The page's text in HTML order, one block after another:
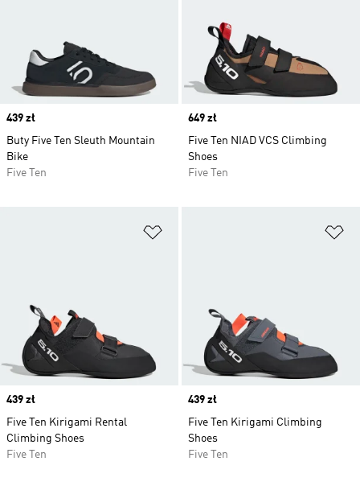
Price
439 zł
Buty Five Ten Sleuth Mountain
Bike
Five Ten
Price
649 zł
Five Ten NIAD VCS Climbing
Shoes
Five Ten
Price
439 zł
Five Ten Kirigami Rental
Climbing Shoes
Five Ten
Price
439 zł
Five Ten Kirigami Climbing
Shoes
Five Ten